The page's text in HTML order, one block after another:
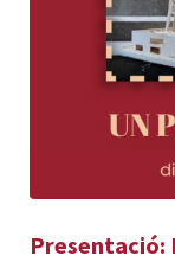
Presentació: